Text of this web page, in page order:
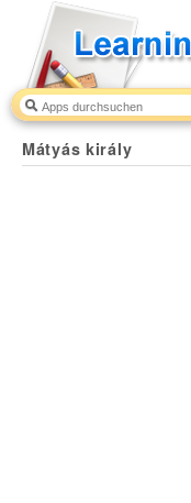
Mátyás király